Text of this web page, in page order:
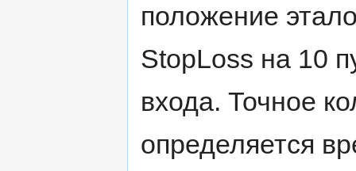
положение
StopLoss на 10
входа. Точное
определяется